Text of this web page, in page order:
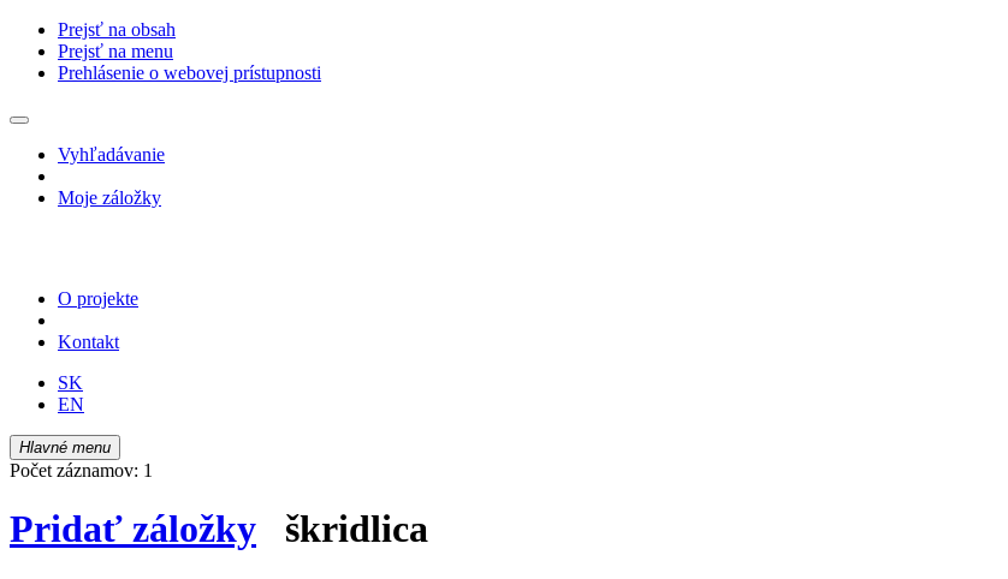
Prejsť na obsah
Prejsť na menu
Prehlásenie o webovej prístupnosti
Vyhľadávanie
Moje záložky
O projekte
Kontakt
SK
EN
Hlavné menu
Počet záznamov: 1
Pridať záložky škridlica